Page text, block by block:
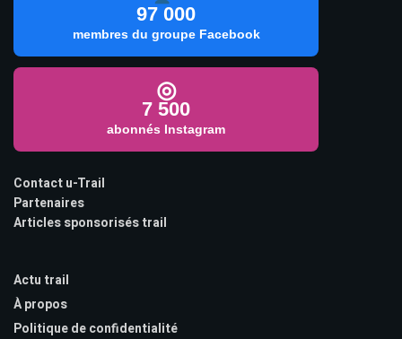
97 000
membres du groupe Facebook
◎
7 500
abonnés Instagram
Contact u-Trail
Partenaires
Articles sponsorisés trail
Actu trail
À propos
Politique de confidentialité